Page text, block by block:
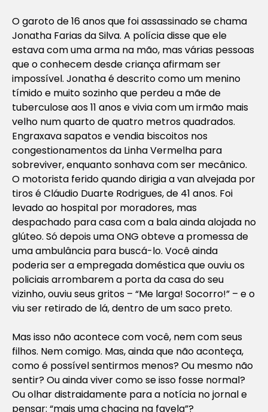
O garoto de 16 anos que foi assassinado se chama
Jonatha Farias da Silva. A polícia disse que ele
estava com uma arma na mão, mas várias pessoas
que o conhecem desde criança afirmam ser
impossível. Jonatha é descrito como um menino
tímido e muito sozinho que perdeu a mãe de
tuberculose aos 11 anos e vivia com um irmão mais
velho num quarto de quatro metros quadrados.
Engraxava sapatos e vendia biscoitos nos
congestionamentos da Linha Vermelha para
sobreviver, enquanto sonhava com ser mecânico.
O motorista ferido quando dirigia a van alvejada por
tiros é Cláudio Duarte Rodrigues, de 41 anos. Foi
levado ao hospital por moradores, mas
despachado para casa com a bala ainda alojada no
glúteo. Só depois uma ONG obteve a promessa de
uma ambulância para buscá-lo. Você ainda
poderia ser a empregada doméstica que ouviu os
policiais arrombarem a porta da casa do seu
vizinho, ouviu seus gritos – “Me larga! Socorro!” – e o
viu ser retirado de lá, dentro de um saco preto.
Mas isso não acontece com você, nem com seus
filhos. Nem comigo. Mas, ainda que não aconteça,
como é possível sentirmos menos? Ou mesmo não
sentir? Ou ainda viver como se isso fosse normal?
Ou olhar distraidamente para a notícia no jornal e
pensar: “mais uma chacina na favela”?